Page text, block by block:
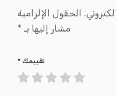
الحقول الإلزامية
مشار إليها بـ *
تقييمك *